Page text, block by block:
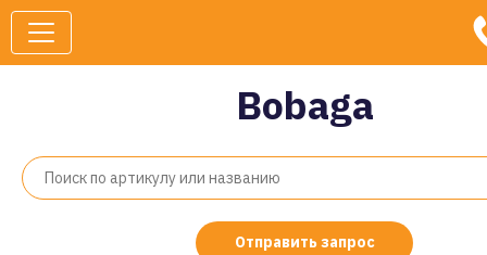
Bobaga
Отправить запрос